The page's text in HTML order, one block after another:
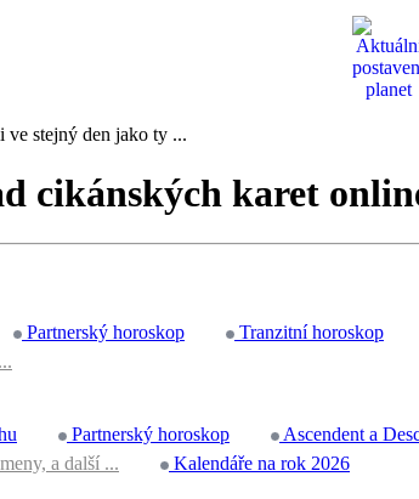
ve stejný den jako ty ...
cikánských karet
Partnerský horoskop Tranzitní horoskop
Partnerský horoskop Ascendent a
a další ...
Kalendáře na rok 2026